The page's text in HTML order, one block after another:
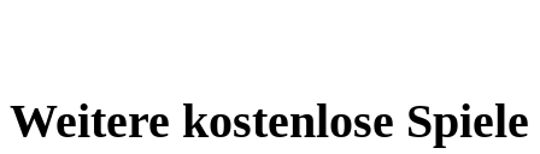
Weitere kostenlose